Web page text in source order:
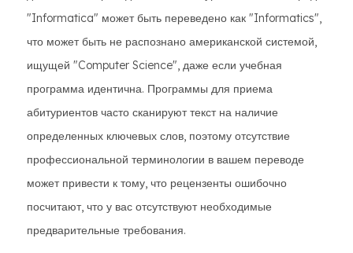
"Informatica" может быть переведено как "Informatics",
что может быть не распознано американской системой,
ищущей "Computer Science", даже если учебная
программа идентична. Программы для приема
абитуриентов часто сканируют текст на наличие
определенных ключевых слов, поэтому отсутствие
профессиональной терминологии в вашем переводе
может привести к тому, что рецензенты ошибочно
посчитают, что у вас отсутствуют необходимые
предварительные требования.